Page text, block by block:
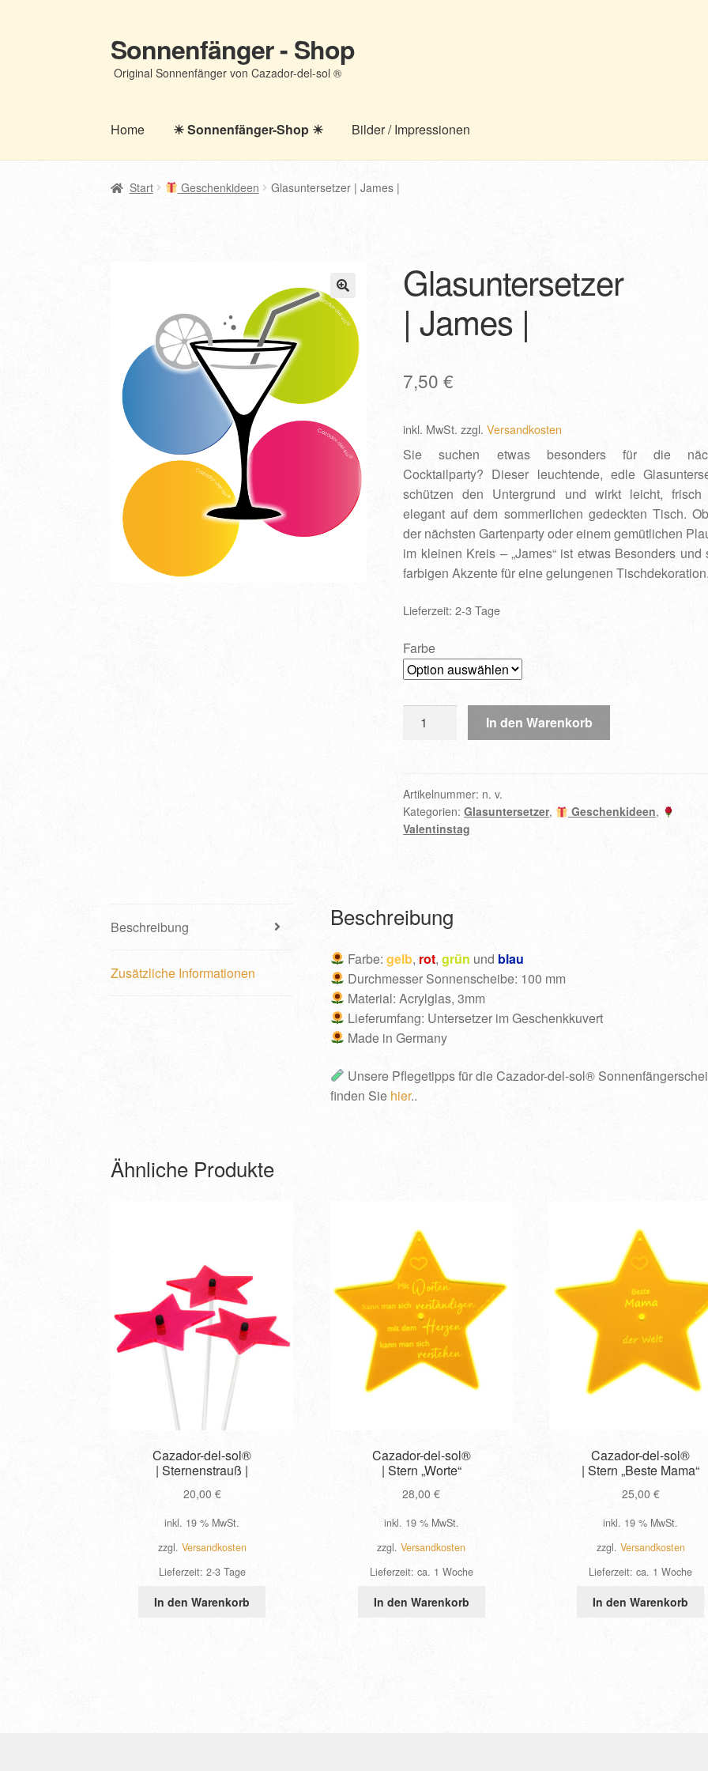
Zur
Navigation
springen
Zum
Inhalt
springen
Sonnenfänger - Shop
Original Sonnenfänger von Cazador-del-sol ®
Home ☀ Sonnenfänger-Shop ☀ Bilder / Impressionen
Start Geschenkideen Glasuntersetzer | James |
Glasuntersetzer
| James |
7,50€
inkl. MwSt. zzgl.Versandkosten
Sie suchen etwas besonders für die
Cocktailparty? Dieser leuchtende, edle
schützen den Untergrund und wirkt leicht, frisch
elegant auf dem sommerlichen gedeckten Tisch.
der nächsten Gartenparty oder einem gemütlichen
im kleinen Kreis – „James“ ist etwas Besonders und
farbigen Akzente für eine gelungenen
Lieferzeit:2-3 Tage
Farbe
Glasuntersetzer
Menge
In den Warenkorb
Artikelnummer: n. v.
Kategorien:Glasuntersetzer, Geschenkideen,
Valentinstag
Beschreibung
Zusätzliche Informationen
Beschreibung
Farbe: gelb, rot, grün und blau
Durchmesser Sonnenscheibe: 100 mm
Material: Acrylglas, 3mm
Lieferumfang: Untersetzer im Geschenkkuvert
Made in Germany
Unsere Pflegetipps für die Cazador-del-sol®
finden Sie hier..
Ähnliche Produkte
Cazador-del-sol®
| Sternenstrauß |
20,00 €
inkl. 19 % MwSt.
zzgl. Versandkosten
Lieferzeit: 2-3 Tage
In den Warenkorb
Cazador-del-sol®
| Stern „Worte“
28,00€
inkl. 19 % MwSt.
zzgl.Versandkosten
Lieferzeit: ca. 1 Woche
In den Warenkorb
Cazador-del-sol®
| Stern „Beste Mama“
25,00 €
inkl. 19 % MwSt.
zzgl. Versandkosten
Lieferzeit:ca. 1 Woche
In den Warenkorb